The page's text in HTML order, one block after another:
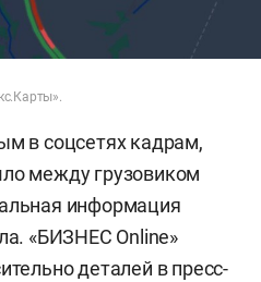
в соцсетях кадрам,
между грузовиком
информация
«БИЗНЕС Online»
деталей в пресс-